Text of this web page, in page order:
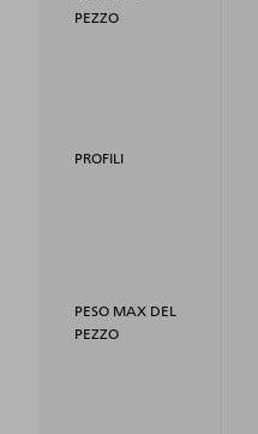
PEZZO
PROFILI
PESO MAX DEL
PEZZO